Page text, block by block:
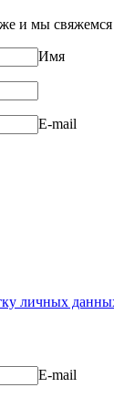
и мы свяжемся
Имя
E-mail
личных
E-mail